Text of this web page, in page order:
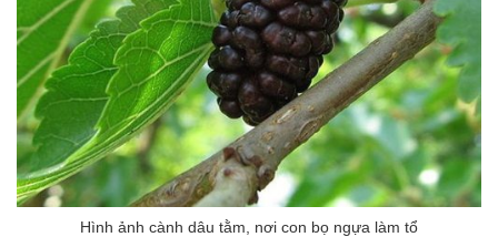
Hình ảnh cành dâu tằm, nơi con bọ ngựa làm tổ